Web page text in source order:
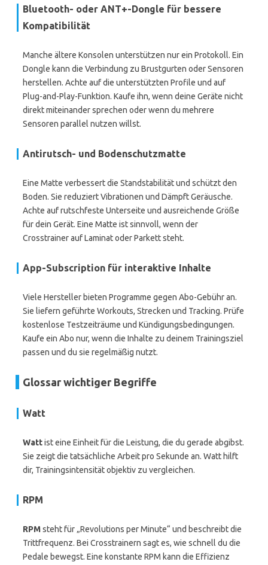
Bluetooth- oder ANT+-Dongle für bessere
Kompatibilität
Manche ältere Konsolen unterstützen nur ein Protokoll. Ein
Dongle kann die Verbindung zu Brustgurten oder Sensoren
herstellen. Achte auf die unterstützten Profile und auf
Plug-and-Play-Funktion. Kaufe ihn, wenn deine Geräte nicht
direkt miteinander sprechen oder wenn du mehrere
Sensoren parallel nutzen willst.
Antirutsch- und Bodenschutzmatte
Eine Matte verbessert die Standstabilität und schützt den
Boden. Sie reduziert Vibrationen und Dämpft Geräusche.
Achte auf rutschfeste Unterseite und ausreichende Größe
für dein Gerät. Eine Matte ist sinnvoll, wenn der
Crosstrainer auf Laminat oder Parkett steht.
App-Subscription für interaktive Inhalte
Viele Hersteller bieten Programme gegen Abo-Gebühr an.
Sie liefern geführte Workouts, Strecken und Tracking. Prüfe
kostenlose Testzeiträume und Kündigungsbedingungen.
Kaufe ein Abo nur, wenn die Inhalte zu deinem Trainingsziel
passen und du sie regelmäßig nutzt.
Glossar wichtiger Begriffe
Watt
Wattist eine Einheit für die Leistung, die du gerade abgibst.
Sie zeigt die tatsächliche Arbeit pro Sekunde an. Watt hilft
dir, Trainingsintensität objektiv zu vergleichen.
RPM
RPMsteht für „Revolutions per Minute“ und beschreibt die
Trittfrequenz. Bei Crosstrainern sagt es, wie schnell du die
Pedale bewegst. Eine konstante RPM kann die Effizienz